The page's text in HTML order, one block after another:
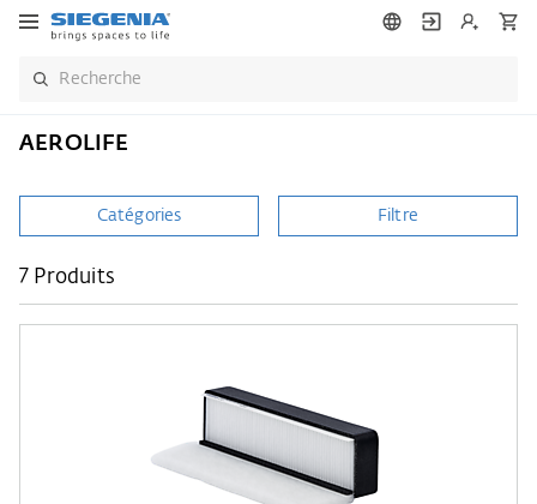
AEROLIFE
Catégories Filtre
7 Produits